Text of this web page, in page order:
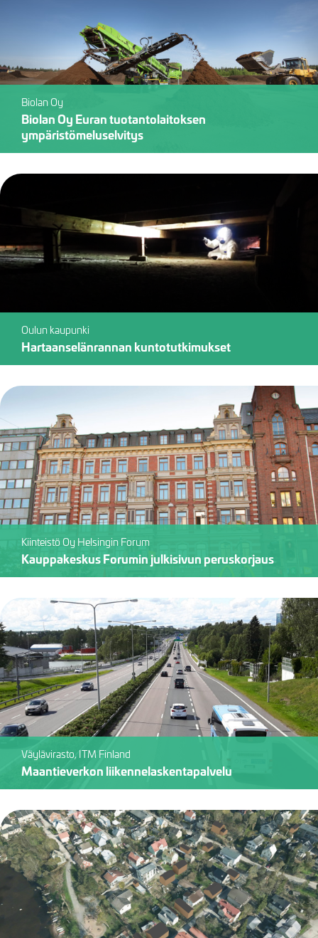
Biolan Oy
Biolan Oy Euran tuotantolaitoksen
ympäristömeluselvitys
Oulun kaupunki
Hartaanselänrannan kuntotutkimukset
Kiinteistö Oy Helsingin Forum
Kauppakeskus Forumin julkisivun peruskorjaus
Väylävirasto, ITM Finland
Maantieverkon liikennelaskentapalvelu